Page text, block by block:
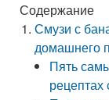
Содержание
Смузи с
домашнего
Пять
рецептах